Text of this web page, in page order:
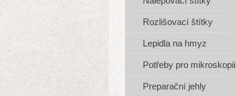
Rozlišovací štítky
Lepidla na hmyz
Potřeby pro mikroskopii
Preparační jehly